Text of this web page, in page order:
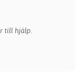
till hjälp.